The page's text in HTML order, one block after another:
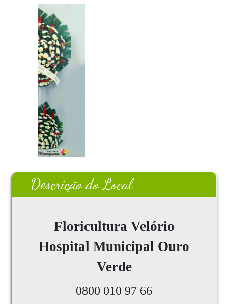
Descrição do Local
Floricultura Velório
Hospital Municipal Ouro
Verde
0800 010 97 66